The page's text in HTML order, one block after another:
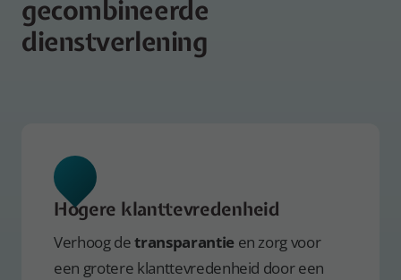
gecombineerde
dienstverlening
Hogere klanttevredenheid
Verhoog detransparantieen zorg voor
een grotere klanttevredenheid door een